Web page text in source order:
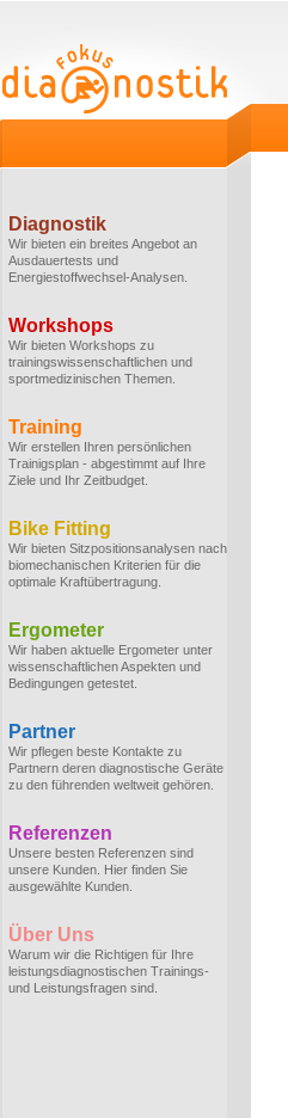
Diagnostik
Wir bieten ein breites Angebot an
Ausdauertests und
Energiestoffwechsel-Analysen.
Workshops
Wir bieten Workshops zu
trainingswissenschaftlichen und
sportmedizinischen Themen.
Training
Wir erstellen Ihren persönlichen
Trainigsplan - abgestimmt auf Ihre
Ziele und Ihr Zeitbudget.
Bike Fitting
Wir bieten Sitzpositionsanalysen nach
biomechanischen Kriterien für die
optimale Kraftübertragung.
Ergometer
Wir haben aktuelle Ergometer unter
wissenschaftlichen Aspekten und
Bedingungen getestet.
Partner
Wir pflegen beste Kontakte zu
Partnern deren diagnostische Geräte
zu den führenden weltweit gehören.
Referenzen
Unsere besten Referenzen sind
unsere Kunden. Hier finden Sie
ausgewählte Kunden.
Über Uns
Warum wir die Richtigen für Ihre
leistungsdiagnostischen Trainings-
und Leistungsfragen sind.